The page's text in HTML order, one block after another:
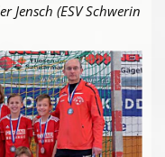
Jensch (ESV Schwerin